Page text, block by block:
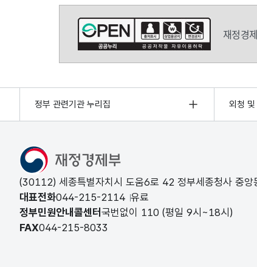
재정경
정부 관련기관 누리집 외청
(30112) 세종특별자치시 도움6로 42 정부세종청사 중앙
대표전화044-215-2114 유료
정부민원안내콜센터 국번없이 110 (평일 9시~18시)
FAX044-215-8033